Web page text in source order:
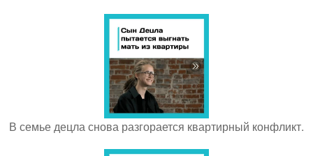
В семье децла снова разгорается квартирный конфликт.